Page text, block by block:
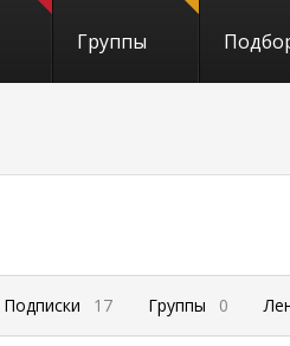
Группы
Подписки 17 Группы 0